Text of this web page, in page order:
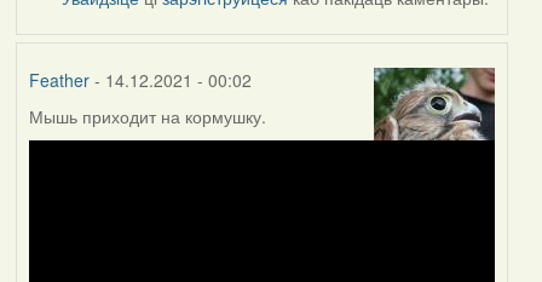
Feather- 14.12.2021 - 00:02
Мышь приходит на кормушку.